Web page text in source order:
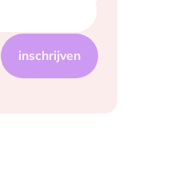
inschrijven